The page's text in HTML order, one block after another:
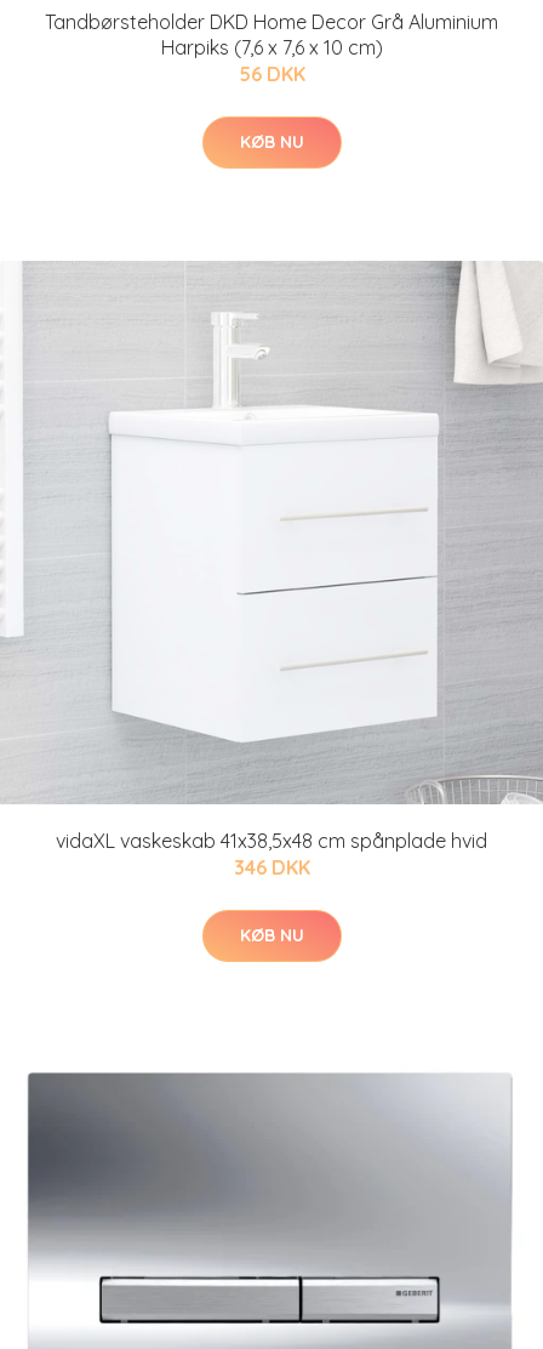
Tandbørsteholder DKD Home Decor Grå Aluminium
Harpiks (7,6 x 7,6 x 10 cm)
56 DKK
KØB NU
vidaXL vaskeskab 41x38,5x48 cm spånplade hvid
346 DKK
KØB NU